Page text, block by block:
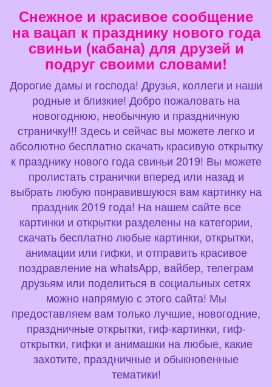
Снежное и красивое сообщение
на вацап к празднику нового года
свиньи (кабана) для друзей и
подруг своими словами!
Дорогие дамы и господа! Друзья, коллеги и наши
родные и близкие! Добро пожаловать на
новогоднюю, необычную и праздничную
страничку!!! Здесь и сейчас вы можете легко и
абсолютно бесплатно скачать красивую открытку
к празднику нового года свиньи 2019! Вы можете
пролистать странички вперед или назад и
выбрать любую понравившуюся вам картинку на
праздник 2019 года! На нашем сайте все
картинки и открытки разделены на категории,
скачать бесплатно любые картинки, открытки,
анимации или гифки, и отправить красивое
поздравление на whatsApp, вайбер, телеграм
друзьям или поделиться в социальных сетях
можно напрямую с этого сайта! Мы
предоставляем вам только лучшие, новогодние,
праздничные открытки, гиф-картинки, гиф-
открытки, гифки и анимашки на любые, какие
захотите, праздничные и обыкновенные
тематики!